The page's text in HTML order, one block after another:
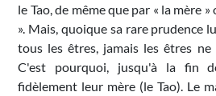
le Tao, de même que par « la mère
». Mais, quoique sa rare prudence
tous les êtres, jamais les êtres
C'est pourquoi, jusqu'à la fin
fidèlement leur mère (le Tao). Le